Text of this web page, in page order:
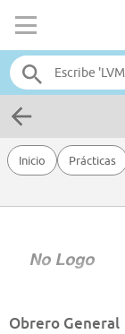
Inicio Prácticas
Obrero General